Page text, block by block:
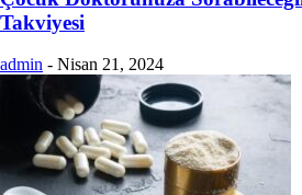
Takviyesi
admin - Nisan 21, 2024